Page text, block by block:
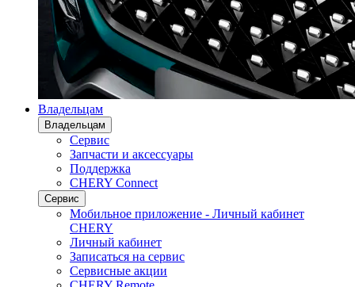
Владельцам
Владельцам
Сервис
Запчасти и аксессуары
Поддержка
CHERY Connect
Сервис
Мобильное приложение - Личный кабинет
CHERY
Личный кабинет
Записаться на сервис
Сервисные акции